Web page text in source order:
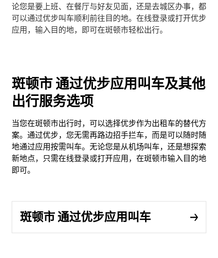
论您是要上班、在餐厅与好友见面，还是去城区办事，都
可以通过优步叫车顺利前往目的地。在线登录或打开优步
应用，输入目的地，即可在斑顿市轻松出行。
斑顿市 通过优步应用叫车及其他
出行服务选项
当您在斑顿市出行时，可以选择优步作为出租车的替代方
案。通过优步，您无需再路边招手拦车，而是可以随时随
地通过应用按需叫车。无论您是从机场叫车，还是想探索
新地点，只需在线登录或打开应用，在斑顿市输入目的地
即可。
斑顿市 通过优步应用叫车